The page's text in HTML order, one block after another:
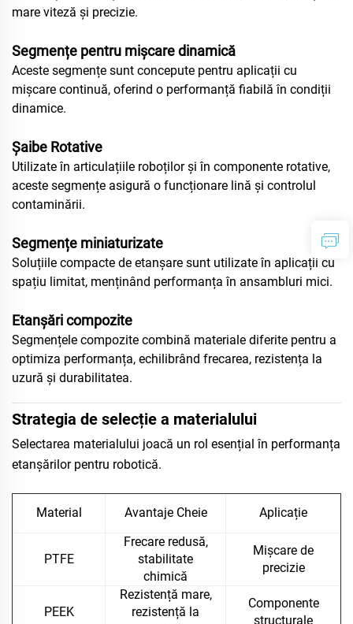
mare viteză și precizie.
Segmențe pentru mișcare dinamică
Aceste segmențe sunt concepute pentru aplicații cu
mișcare continuă, oferind o performanță fiabilă în condiții
dinamice.
Șaibe Rotative
Utilizate în articulațiile roboților și în componente rotative,
aceste segmențe asigură o funcționare lină și controlul
contaminării.
Segmențe miniaturizate
Soluțiile compacte de etanșare sunt utilizate în aplicații cu
spațiu limitat, menținând performanța în ansambluri mici.
Etanșări compozite
Segmențele compozite combină materiale diferite pentru a
optimiza performanța, echilibrând frecarea, rezistența la
uzură și durabilitatea.
Strategia de selecție a materialului
Selectarea materialului joacă un rol esențial în performanța
etanșărilor pentru robotică.
Material Avantaje Cheie Aplicație
PTFE
Frecare redusă,
stabilitate
chimică
Mișcare de
precizie
PEEK
Rezistență mare,
rezistență la
Componente
structurale